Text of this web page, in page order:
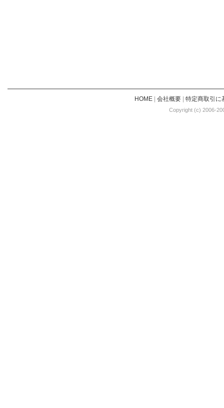
HOME| 会社概要| 特定商取引に
Copyright (c) 2006-